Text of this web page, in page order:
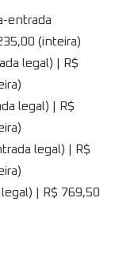
entrada
(inteira)
legal) | R$
legal) | R$
legal) | R$
| R$ 769,50